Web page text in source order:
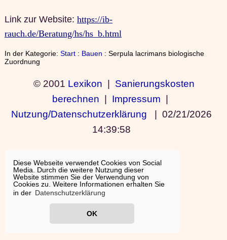
Diese Webseite verwendet Cookies von Social
Media. Durch die weitere Nutzung dieser
Website stimmen Sie der Verwendung von
Cookies zu. Weitere Informationen erhalten Sie
in der Datenschutzerklärung
OK
Link zur Website: https://ib-
rauch.de/Beratung/hs/hs_b.html
In der Kategorie: Start: Bauen : Serpula lacrimans biologische
Zuordnung
© 2001 Lexikon | Sanierungskosten
berechnen | Impressum |
Nutzung/Datenschutzerklärung | 02/21/2026
14:39:58